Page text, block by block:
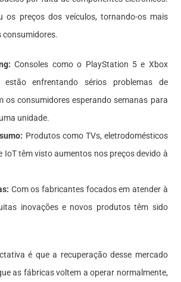
os preços dos veículos, tornando-os mais
consumidores.
Consoles como o PlayStation 5 e Xbox
enfrentando sérios problemas de
os consumidores esperando semanas para
unidade.
Produtos como TVs, eletrodomésticos
IoT têm visto aumentos nos preços devido à
Com os fabricantes focados em atender à
inovações e novos produtos têm sido
é que a recuperação desse mercado
as fábricas voltem a operar normalmente,